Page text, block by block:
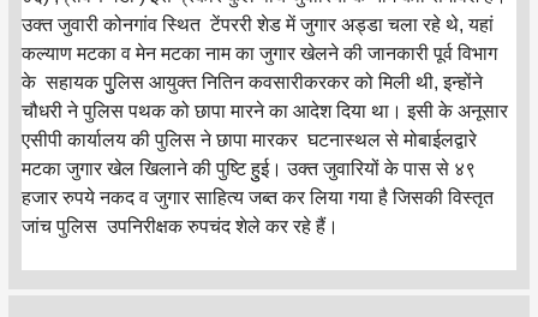
उक्त जुवारी कोनगांव स्थित टेंपररी शेड में जुगार अड्डा चला रहे थे, यहां
कल्याण मटका व मेन मटका नाम का जुगार खेलने की जानकारी पूर्व विभाग
के सहायक पुुलिस आयुक्त नितिन कवसारीकरकर को मिली थी, इन्होंने
चौधरी ने पुलिस पथक को छापा मारने का आदेश दिया था। इसी के अनूसार
एसीपी कार्यालय की पुलिस ने छापा मारकर घटनास्थल से मोबाईलद्वारे
मटका जुगार खेल खिलाने की पुष्टि हुुई। उक्त जुवारियों के पास से ४९
हजार रुपये नकद व जुगार साहित्य जब्त कर लिया गया है जिसकी विस्तृत
जांच पुलिस उपनिरीक्षक रुपचंद शेले कर रहे हैं।